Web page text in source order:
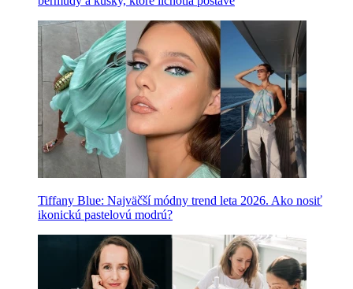
Tiffany Blue: Najväčší módny trend leta 2026. Ako nosiť
ikonickú pastelovú modrú?